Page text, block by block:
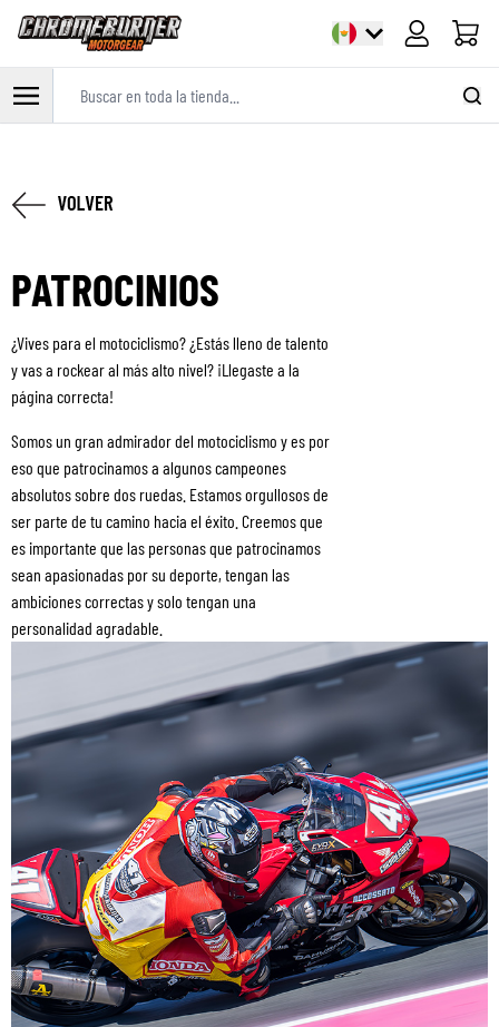
PATROCINIOS
¿Vives para el motociclismo? ¿Estás lleno de talento
y vas a rockear al más alto nivel? ¡Llegaste a la
página correcta!
Somos un gran admirador del motociclismo y es por
eso que patrocinamos a algunos campeones
absolutos sobre dos ruedas. Estamos orgullosos de
ser parte de tu camino hacia el éxito. Creemos que
es importante que las personas que patrocinamos
sean apasionadas por su deporte, tengan las
ambiciones correctas y solo tengan una
personalidad agradable.